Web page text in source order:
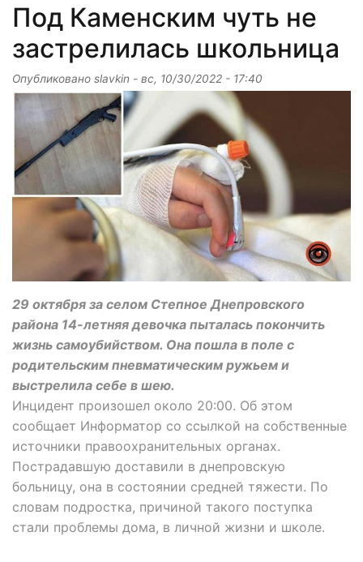
Под Каменским чуть не
застрелилась школьница
Опубликовано slavkin - вс, 10/30/2022 - 17:40
29 октября за селом Степное Днепровского
района 14-летняя девочка пыталась покончить
жизнь самоубийством. Она пошла в поле с
родительским пневматическим ружьем и
выстрелила себе в шею.
Инцидент произошел около 20:00. Об этом
сообщает Информатор со ссылкой на собственные
источники правоохранительных органах.
Пострадавшую доставили в днепровскую
больницу, она в состоянии средней тяжести. По
словам подростка, причиной такого поступка
стали проблемы дома, в личной жизни и школе.